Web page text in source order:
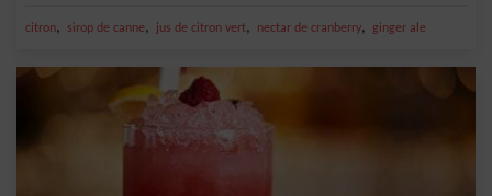
citron, sirop de canne, jus de citron vert, nectar de cranberry, ginger ale